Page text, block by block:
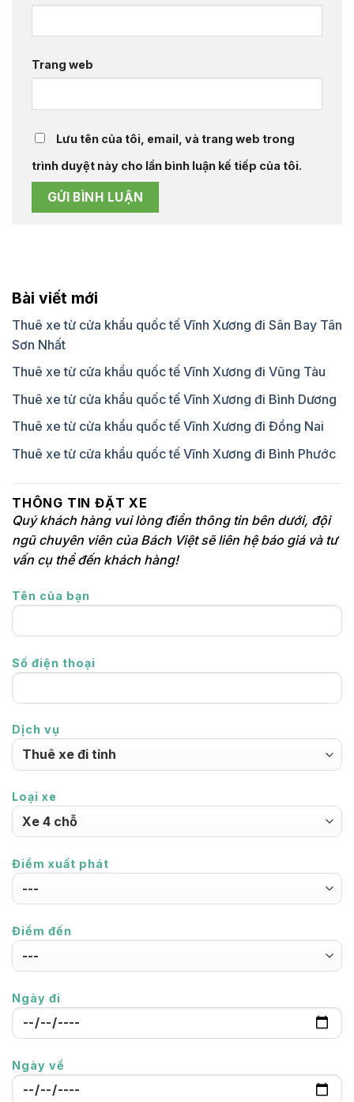
Trang web
Lưu tên của tôi, email, và trang web trong
trình duyệt này cho lần bình luận kế tiếp của tôi.
Bài viết mới
Thuê xe từ cửa khẩu quốc tế Vĩnh Xương đi Sân Bay Tân
Sơn Nhất
Thuê xe từ cửa khẩu quốc tế Vĩnh Xương đi Vũng Tàu
Thuê xe từ cửa khẩu quốc tế Vĩnh Xương đi Bình Dương
Thuê xe từ cửa khẩu quốc tế Vĩnh Xương đi Đồng Nai
Thuê xe từ cửa khẩu quốc tế Vĩnh Xương đi Bình Phước
THÔNG TIN ĐẶT XE
Quý khách hàng vui lòng điền thông tin bên dưới, đội
ngũ chuyên viên của Bách Việt sẽ liên hệ báo giá và tư
vấn cụ thể đến khách hàng!
Tên của bạn
Số điện thoại
Dịch vụ
Loại xe
Điểm xuất phát
Điểm đến
Ngày đi
Ngày về